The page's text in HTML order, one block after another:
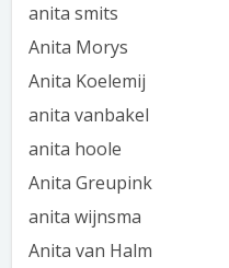
anita smits
Anita Morys
Anita Koelemij
anita vanbakel
anita hoole
Anita Greupink
anita wijnsma
Anita van Halm